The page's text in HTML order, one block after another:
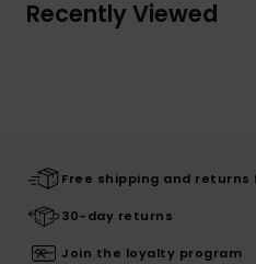
Recently Viewed
Free shipping and returns
30-day returns
Join the loyalty program